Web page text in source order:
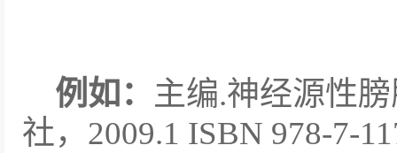
例如： 主编.神经源性
社，2009.1 ISBN 978-7-